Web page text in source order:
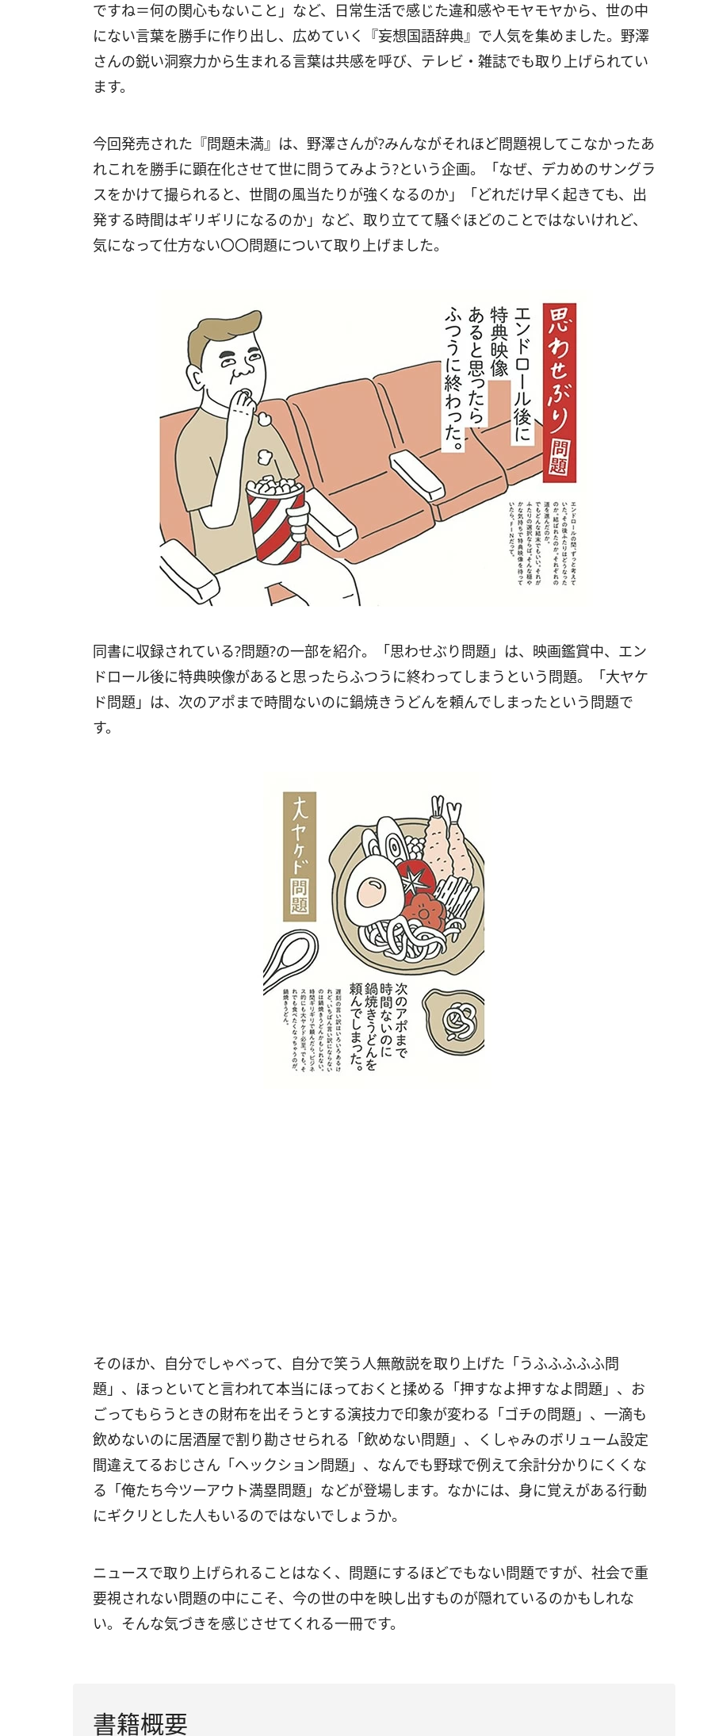
ですね＝何の関心もないこと」など、日常生活で感じた違和感やモヤモヤから、世の中
にない言葉を勝手に作り出し、広めていく『妄想国語辞典』で人気を集めました。野澤
さんの鋭い洞察力から生まれる言葉は共感を呼び、テレビ・雑誌でも取り上げられてい
ます。
今回発売された『問題未満』は、野澤さんが?みんながそれほど問題視してこなかったあ
れこれを勝手に顕在化させて世に問うてみよう?という企画。「なぜ、デカめのサングラ
スをかけて撮られると、世間の風当たりが強くなるのか」「どれだけ早く起きても、出
発する時間はギリギリになるのか」など、取り立てて騒ぐほどのことではないけれど、
気になって仕方ない〇〇問題について取り上げました。
同書に収録されている?問題?の一部を紹介。「思わせぶり問題」は、映画鑑賞中、エン
ドロール後に特典映像があると思ったらふつうに終わってしまうという問題。「大ヤケ
ド問題」は、次のアポまで時間ないのに鍋焼きうどんを頼んでしまったという問題で
す。
そのほか、自分でしゃべって、自分で笑う人無敵説を取り上げた「うふふふふふ問
題」、ほっといてと言われて本当にほっておくと揉める「押すなよ押すなよ問題」、お
ごってもらうときの財布を出そうとする演技力で印象が変わる「ゴチの問題」、一滴も
飲めないのに居酒屋で割り勘させられる「飲めない問題」、くしゃみのボリューム設定
間違えてるおじさん「ヘックション問題」、なんでも野球で例えて余計分かりにくくな
る「俺たち今ツーアウト満塁問題」などが登場します。なかには、身に覚えがある行動
にギクリとした人もいるのではないでしょうか。
ニュースで取り上げられることはなく、問題にするほどでもない問題ですが、社会で重
要視されない問題の中にこそ、今の世の中を映し出すものが隠れているのかもしれな
い。そんな気づきを感じさせてくれる一冊です。
書籍概要